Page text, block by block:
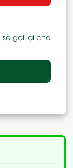
sẽ gọi lại cho